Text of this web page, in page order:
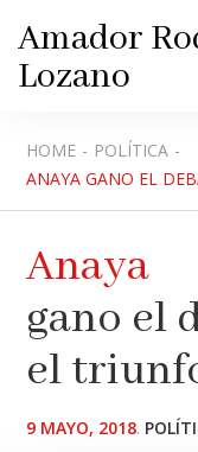
content
Amador
Lozano
HOME
POLÍTICA
ANAYA GANO EL
Anaya
gano el
el
POSTED
9 MAYO, 2018